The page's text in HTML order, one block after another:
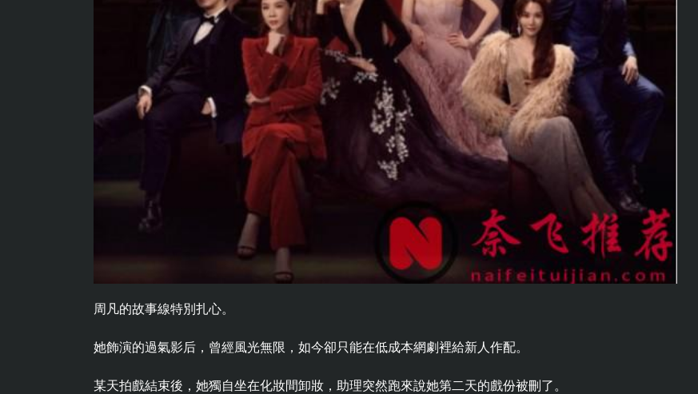
周凡的故事線特別扎心。
她飾演的過氣影后，曾經風光無限，如今卻只能在低成本網劇裡給新人作配。
某天拍戲結束後，她獨自坐在化妝間卸妝，助理突然跑來說她第二天的戲份被刪了。